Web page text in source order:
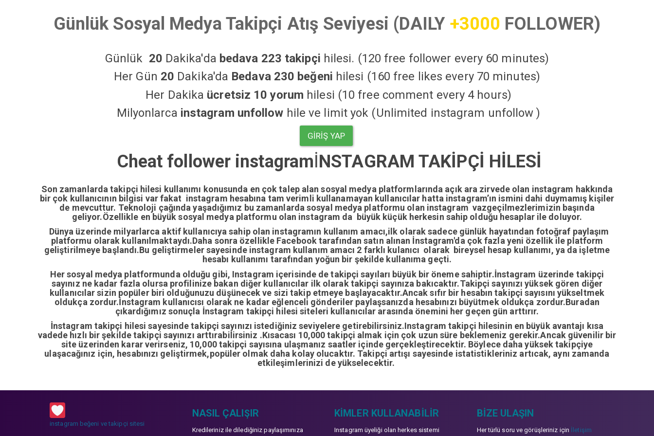
Günlük Sosyal Medya Takipçi Atış Seviyesi (DAILY +3000 FOLLOWER)
Günlük 20 Dakika'da bedava 223 takipçi hilesi. (120 free follower every 60 minutes)
Her Gün 20 Dakika'da Bedava 230 beğeni hilesi (160 free likes every 70 minutes)
Her Dakika ücretsiz 10 yorum hilesi (10 free comment every 4 hours)
Milyonlarca instagram unfollow hile ve limit yok (Unlimited instagram unfollow )
GIRIŞ YAP
Cheat follower instagramİNSTAGRAM TAKİPÇİ HİLESİ
Son zamanlarda takipçi hilesi kullanımı konusunda en çok talep alan sosyal medya platformlarında açık ara zirvede olan instagram hakkında
bir çok kullanıcının bilgisi var fakat instagram hesabına tam verimli kullanamayan kullanıcılar hatta instagram’ın ismini dahi duymamış kişiler
de mevcuttur. Teknoloji çağında yaşadığımız bu zamanlarda sosyal medya platformu olan instagram vazgeçilmezlerimizin başında
geliyor.Özellikle en büyük sosyal medya platformu olan instagram da büyük küçük herkesin sahip olduğu hesaplar ile doluyor.
Dünya üzerinde milyarlarca aktif kullanıcıya sahip olan instagramın kullanım amacı,ilk olarak sadece günlük hayatından fotoğraf paylaşım
platformu olarak kullanılmaktaydı.Daha sonra özellikle Facebook tarafından satın alınan İnstagram'da çok fazla yeni özellik ile platform
geliştirilmeye başlandı.Bu geliştirmeler sayesinde instagram kullanım amacı 2 farklı kulanıcı olarak bireysel hesap kullanımı, ya da işletme
hesabı kullanımı tarafından yoğun bir şekilde kullanıma geçti.
Her sosyal medya platformunda olduğu gibi, Instagram içerisinde de takipçi sayıları büyük bir öneme sahiptir.İnstagram üzerinde takipçi
sayınız ne kadar fazla olursa profilinize bakan diğer kullanıcılar ilk olarak takipçi sayınıza bakıcaktır.Takipçi sayınızı yüksek gören diğer
kullanıcılar sizin popüler biri olduğunuzu düşünecek ve sizi takip etmeye başlayacaktır.Ancak sıfır bir hesabın takipçi sayısını yükseltmek
oldukça zordur.İnstagram kullanıcısı olarak ne kadar eğlenceli gönderiler paylaşsanızda hesabınızı büyütmek oldukça zordur.Buradan
çıkardığımız sonuçla İnstagram takipçi hilesi siteleri kullanıcılar arasında önemini her geçen gün arttırır.
İnstagram takipçi hilesi sayesinde takipçi sayınızı istediğiniz seviyelere getirebilirsiniz.Instagram takipçi hilesinin en büyük avantajı kısa
vadede hızlı bir şekilde takipçi sayınızı arttırabilirsiniz .Kısacası 10,000 takipçi almak için çok uzun süre beklemeniz gerekir.Ancak güvenilir bir
site üzerinden karar verirseniz, 10,000 takipçi sayısına ulaşmanız saatler içinde gerçekleştirecektir. Böylece daha yüksek takipçiye
ulaşacağınız için, hesabınızı geliştirmek,popüler olmak daha kolay olucaktır. Takipçi artışı sayesinde istatistikleriniz artıcak, aynı zamanda
etkileşimlerinizi de yükselecektir.
instagram beğeni ve takipçi sitesi
NASIL ÇALIŞIR
Kredileriniz ile dilediğiniz paylaşımınıza
KIMLER KULLANABILIR
Instagram üyeliği olan herkes sistemi
BIZE ULAŞIN
Her türlü soru ve görüşleriniz için İletişim